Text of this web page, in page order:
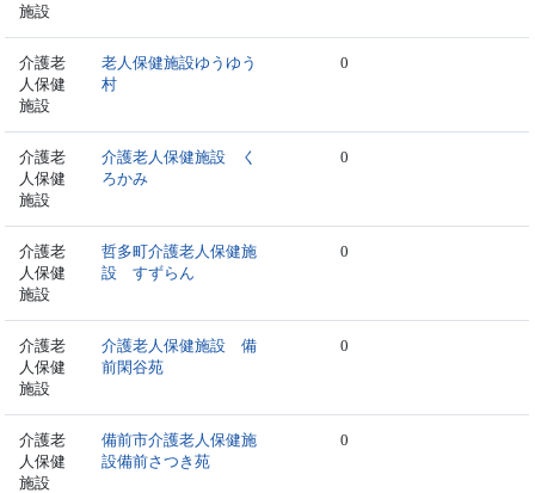
施設
介護老
人保健
施設
老人保健施設ゆうゆう
村
0
介護老
人保健
施設
介護老人保健施設 く
ろかみ
0
介護老
人保健
施設
哲多町介護老人保健施
設 すずらん
0
介護老
人保健
施設
介護老人保健施設 備
前閑谷苑
0
介護老
人保健
施設
備前市介護老人保健施
設備前さつき苑
0